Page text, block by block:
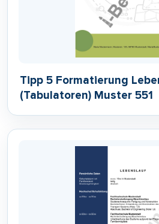
Tipp 5 Formatierung
(Tabulatoren) Muster 551